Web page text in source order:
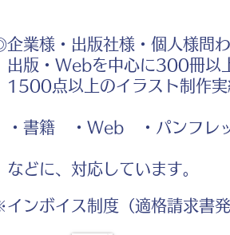
業様・出版社様・個人様問
出版・Webを中心に300冊以
1500点以上のイラスト制作実
・書籍 ・Web ・パンフレ
などに、対応しています。
ンボイス制度（適格請求書